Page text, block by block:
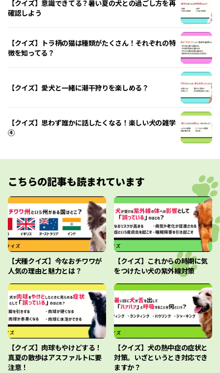
【クイズ】意識できてる？暑い夏の犬との過ごし方を再
確認しよう
【クイズ】トラ柄の猫は種類がたくさん！それぞれの特
徴を知ってる？
【クイズ】愛犬と一緒に潮干狩りを楽しめる？
【クイズ】思わず誰かに話したくなる！楽しい犬の雑学
④
こちらの記事も読まれています
【犬種クイズ】今なおチワワが
人気の理由と魅力とは？
【クイズ】これからの時期に気
をつけたい犬の紫外線対策
【クイズ】肉球もやけどする！
真夏の散歩はアスファルトに要
注意！
【クイズ】犬の熱中症の症状と
対策。いざというとき対応でき
ますか？